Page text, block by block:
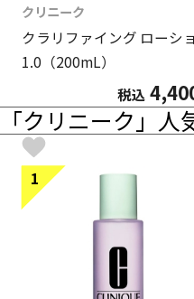
クリニーク
クラリファイング ローシ
1.0（200mL）
税込
「クリニーク」
1